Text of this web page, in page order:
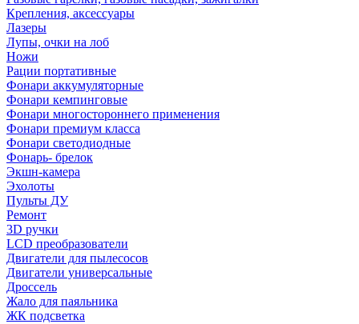
Крепления, аксессуары
Лазеры
Лупы, очки на лоб
Ножи
Рации портативные
Фонари аккумуляторные
Фонари кемпинговые
Фонари многостороннего применения
Фонари премиум класса
Фонари светодиодные
Фонарь- брелок
Экшн-камера
Эхолоты
Пульты ДУ
Ремонт
3D ручки
LCD преобразователи
Двигатели для пылесосов
Двигатели универсальные
Дроссель
Жало для паяльника
ЖК подсветка